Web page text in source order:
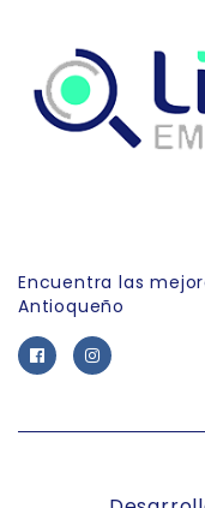
Encuentra las
Antioqueño